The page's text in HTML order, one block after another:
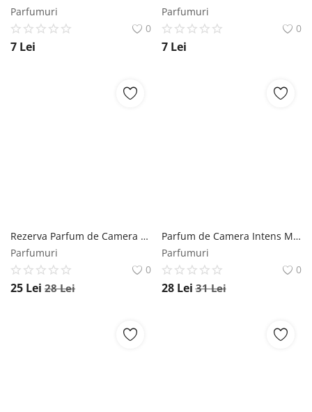
Parfumuri
0
7 Lei
Parfumuri
0
7 Lei
Rezerva Parfum de Camera Tropical Mikado, 100 ml Mikado
Parfumuri
0
25 Lei 28Lei
Parfum de Camera Intens Mango Mikado, 100 ml Mikado
Parfumuri
0
28 Lei 31Lei